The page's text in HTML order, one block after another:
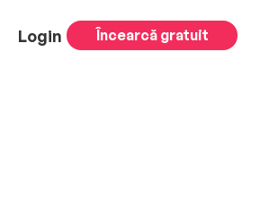
Login Încearcă gratuit